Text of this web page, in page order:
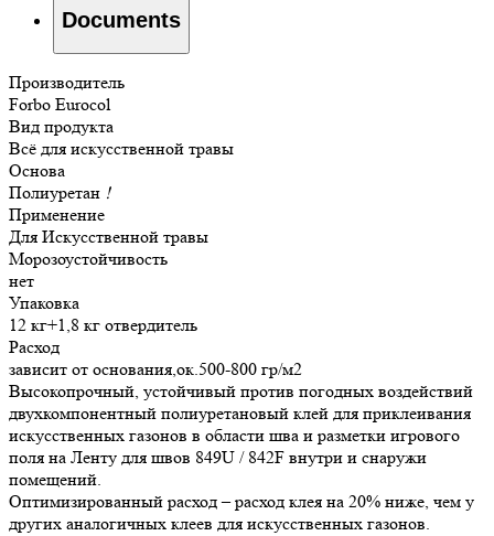
Documents
Производитель
Forbo Eurocol
Вид продукта
Всё для искусственной травы
Основа
Полиуретан !
Применение
Для Искусственной травы
Морозоустойчивость
нет
Упаковка
12 кг+1,8 кг отвердитель
Расход
зависит от основания,ок.500-800 гр/м2
Высокопрочный, устойчивый против погодных воздействий
двухкомпонентный полиуретановый клей для приклеивания
искусственных газонов в области шва и разметки игрового
поля на Ленту для швов 849U / 842F внутри и снаружи
помещений.
Оптимизированный расход – расход клея на 20% ниже, чем у
других аналогичных клеев для искусственных газонов.